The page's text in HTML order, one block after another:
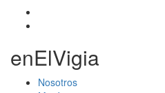
enElVigia
Nosotros